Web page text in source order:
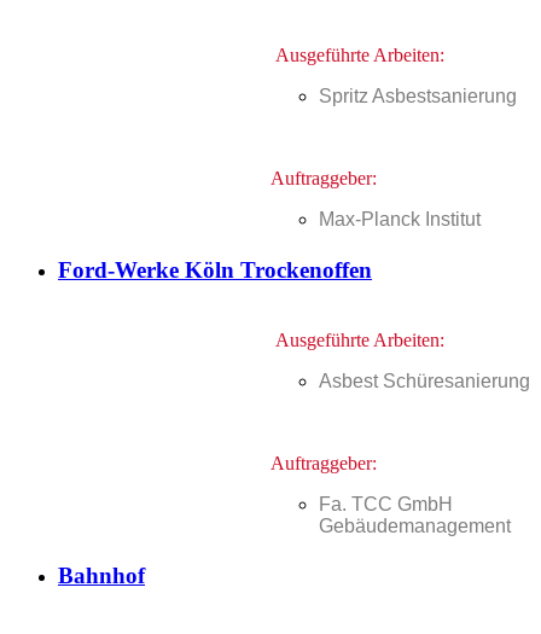
Ausgeführte Arbeiten:
Spritz Asbestsanierung
Auftraggeber:
Max-Planck Institut
Ford-Werke Köln Trockenoffen
Ausgeführte Arbeiten:
Asbest Schüresanierung
Auftraggeber:
Fa. TCC GmbH
Gebäudemanagement
Bahnhof